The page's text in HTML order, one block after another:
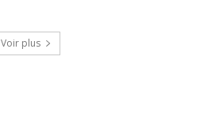
Voir plus